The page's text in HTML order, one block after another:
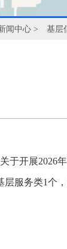
闻中心 > 基层
于开展2026
层服务类1个